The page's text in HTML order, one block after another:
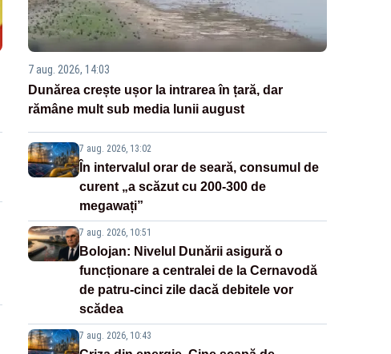
7 aug. 2026, 14:03
Dunărea crește ușor la intrarea în țară, dar
rămâne mult sub media lunii august
7 aug. 2026, 13:02
În intervalul orar de seară, consumul de
curent „a scăzut cu 200-300 de
megawați”
7 aug. 2026, 10:51
Bolojan: Nivelul Dunării asigură o
funcționare a centralei de la Cernavodă
de patru-cinci zile dacă debitele vor
scădea
7 aug. 2026, 10:43